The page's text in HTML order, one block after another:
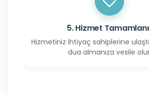
5. Hizmet
Hizmetiniz ihtiyaç sahiplerine
dua almanıza vesile